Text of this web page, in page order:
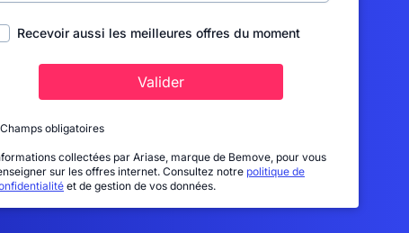
Recevoir aussi les meilleures offres du moment
Valider
obligatoires
collectées par Ariase, marque de Bemove, pour vous
sur les offres internet. Consultez notre politique de
et de gestion de vos données.